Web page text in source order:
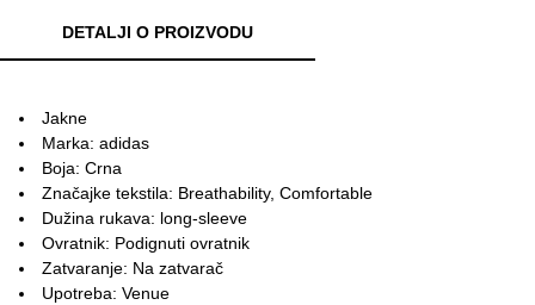
DETALJI O PROIZVODU
Jakne
Marka: adidas
Boja: Crna
Značajke tekstila: Breathability, Comfortable
Dužina rukava: long-sleeve
Ovratnik: Podignuti ovratnik
Zatvaranje: Na zatvarač
Upotreba: Venue